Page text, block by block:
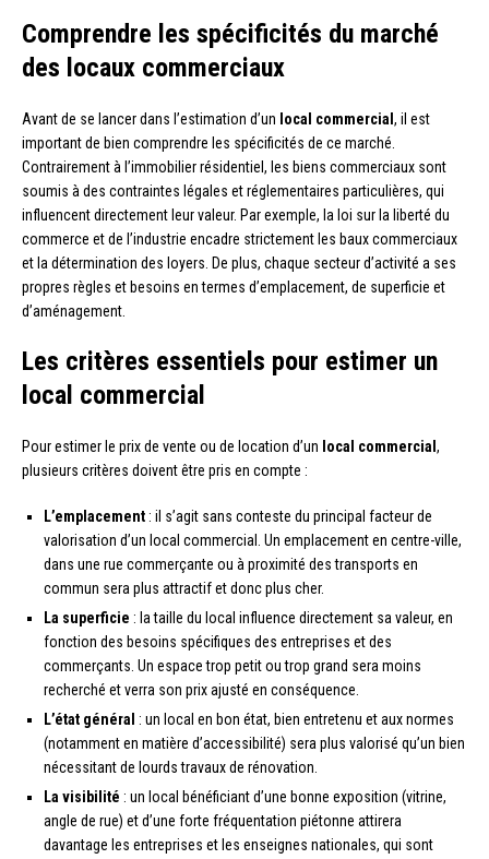
Comprendre les spécificités du marché
des locaux commerciaux
Avant de se lancer dans l’estimation d’un local commercial , il est
important de bien comprendre les spécificités de ce marché.
Contrairement à l’immobilier résidentiel, les biens commerciaux sont
soumis à des contraintes légales et réglementaires particulières, qui
influencent directement leur valeur. Par exemple, la loi sur la liberté du
commerce et de l’industrie encadre strictement les baux commerciaux
et la détermination des loyers. De plus, chaque secteur d’activité a ses
propres règles et besoins en termes d’emplacement, de superficie et
d’aménagement.
Les critères essentiels pour estimer un
local commercial
Pour estimer le prix de vente ou de location d’un local commercial ,
plusieurs critères doivent être pris en compte :
L’emplacement : il s’agit sans conteste du principal facteur de
valorisation d’un local commercial. Un emplacement en centre-ville,
dans une rue commerçante ou à proximité des transports en
commun sera plus attractif et donc plus cher.
La superficie : la taille du local influence directement sa valeur, en
fonction des besoins spécifiques des entreprises et des
commerçants. Un espace trop petit ou trop grand sera moins
recherché et verra son prix ajusté en conséquence.
L’état général : un local en bon état, bien entretenu et aux normes
(notamment en matière d’accessibilité) sera plus valorisé qu’un bien
nécessitant de lourds travaux de rénovation.
La visibilité : un local bénéficiant d’une bonne exposition (vitrine,
angle de rue) et d’une forte fréquentation piétonne attirera
davantage les entreprises et les enseignes nationales, qui sont